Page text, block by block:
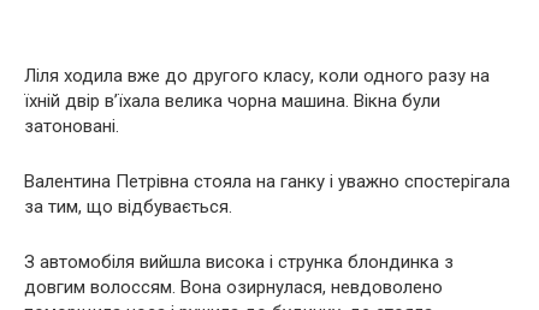
Ліля ходила вже до другого класу, коли одного разу на
їхній двір в’їхала велика чорна машина. Вікна були
затоновані.
Валентина Петрівна стояла на ганку і уважно спостерігала
за тим, що відбувається.
З автомобіля вийшла висока і струнка блондинка з
довгим волоссям. Вона озирнулася, невдоволено